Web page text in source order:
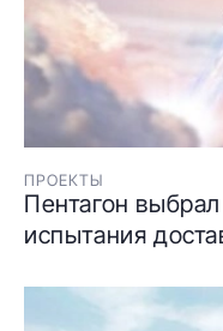
ПРОЕКТЫ
Пентагон
испытания